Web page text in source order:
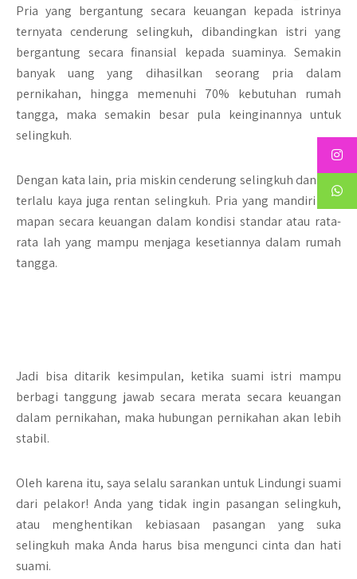
Pria yang bergantung secara keuangan kepada istrinya
ternyata cenderung selingkuh, dibandingkan istri yang
bergantung secara finansial kepada suaminya. Semakin
banyak uang yang dihasilkan seorang pria dalam
pernikahan, hingga memenuhi 70% kebutuhan rumah
tangga, maka semakin besar pula keinginannya untuk
selingkuh.
Dengan kata lain, pria miskin cenderung selingkuh dan pria
terlalu kaya juga rentan selingkuh. Pria yang mandiri dan
mapan secara keuangan dalam kondisi standar atau rata-
rata lah yang mampu menjaga kesetiannya dalam rumah
tangga.
Jadi bisa ditarik kesimpulan, ketika suami istri mampu
berbagi tanggung jawab secara merata secara keuangan
dalam pernikahan, maka hubungan pernikahan akan lebih
stabil.
Oleh karena itu, saya selalu sarankan untuk Lindungi suami
dari pelakor! Anda yang tidak ingin pasangan selingkuh,
atau menghentikan kebiasaan pasangan yang suka
selingkuh maka Anda harus bisa mengunci cinta dan hati
suami.